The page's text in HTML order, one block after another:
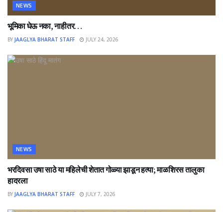
NEWS
भूमिका घेऊ नका, नाहीतर…
BY JAAGLYA BHARAT STAFF JULY 24, 2026
NEWS
भरदिवसा उषा साठे या महिलेची शेतात गोळ्या झाडून हत्या; माळशिरस तालुका
हादरला
BY JAAGLYA BHARAT STAFF JULY 7, 2026